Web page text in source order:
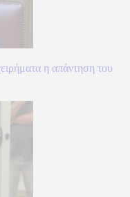
η απάντηση του